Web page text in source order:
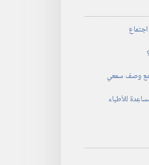
وصف سمعي
للأطباء